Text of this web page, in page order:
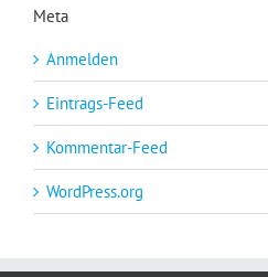
Meta
Anmelden
Eintrags-Feed
Kommentar-Feed
WordPress.org